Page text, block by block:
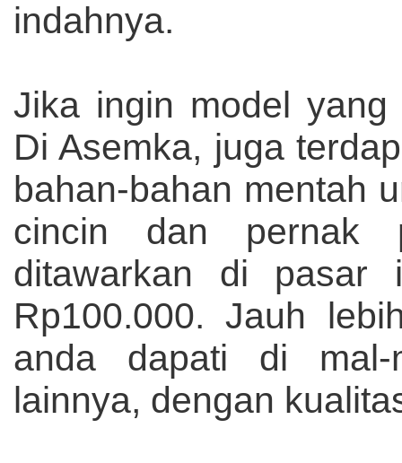
indahnya.
Jika ingin model
Di Asemka, juga
bahan-bahan mentah
cincin dan pernak
ditawarkan di pasar
Rp100.000. Jauh
anda dapati di mal-
lainnya, dengan